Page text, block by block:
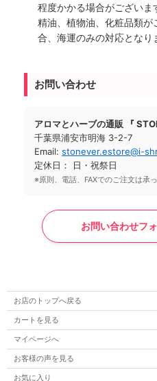
程度かかる場合がございま
精油、植物油、化粧品類
合、海運のみの対応となり
お問い合わせ
アロマとハーブの通販 『
千葉県浦安市明海 3-2-7
Email: stonever.estore@i-
定休日： 日・祝祭日
※原則、電話、FAXでのご注文は承
お問い合わせフ
お店のトップへ戻る
カートを見る
マイページへ
お客様の声を見る
お気に入り